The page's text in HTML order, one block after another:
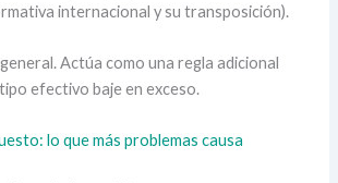
internacional y su transposición).
Actúa como una regla adicional
efectivo baje en exceso.
lo que más problemas causa